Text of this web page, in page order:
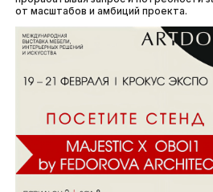
от масштабов и амбиций проекта.